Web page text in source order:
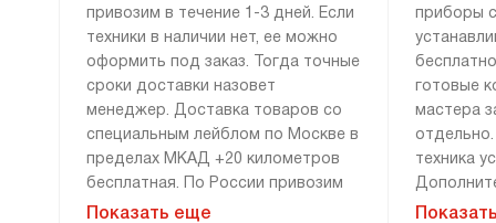
привозим в течение 1-3 дней. Если
техники в наличии нет, ее можно
оформить под заказ. Тогда точные
сроки доставки назовет
менеджер. Доставка товаров со
специальным лейблом по Москве в
пределах МКАД +20 километров
бесплатная. По России привозим
технику бесплатно, если сумма
Показать еще
приборы
готовые
мастера
техника